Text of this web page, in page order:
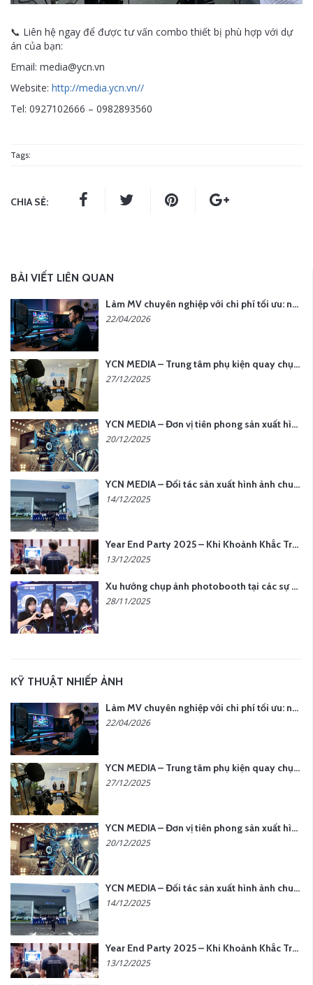
📞 Liên hệ ngay để được tư vấn combo thiết bị phù hợp với dự
án của bạn:
Email: media@ycn.vn
Website: http://media.ycn.vn//
Tel: 0927102666 – 0982893560
Tags:
CHIA SẺ:
BÀI VIẾT LIÊN QUAN
Làm MV chuyên nghiệp với chi phí tối ưu: nên chọn quay thực tế hay video AI?
22/04/2026
YCN MEDIA – Trung tâm phụ kiện quay chụp tại Hà Nội
27/12/2025
YCN MEDIA – Đơn vị tiên phong sản xuất hình ảnh & âm thanh bằng AI tại Hà Nội
20/12/2025
YCN MEDIA – Đối tác sản xuất hình ảnh chuyên nghiệp cho doanh nghiệp tại Hà Nội
14/12/2025
Year End Party 2025 – Khi Khoảnh Khắc Trở Thành Dấu Ấn | Gói Ưu Đãi Tháng 12 Từ YCN Media
13/12/2025
Xu hướng chụp ảnh photobooth tại các sự kiện hiện nay
28/11/2025
KỸ THUẬT NHIẾP ẢNH
Làm MV chuyên nghiệp với chi phí tối ưu: nên chọn quay thực tế hay video AI?
22/04/2026
YCN MEDIA – Trung tâm phụ kiện quay chụp tại Hà Nội
27/12/2025
YCN MEDIA – Đơn vị tiên phong sản xuất hình ảnh & âm thanh bằng AI tại Hà Nội
20/12/2025
YCN MEDIA – Đối tác sản xuất hình ảnh chuyên nghiệp cho doanh nghiệp tại Hà Nội
14/12/2025
Year End Party 2025 – Khi Khoảnh Khắc Trở Thành Dấu Ấn | Gói Ưu Đãi Tháng 12 Từ YCN Media
13/12/2025